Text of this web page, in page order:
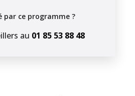
par ce programme ?
au 01 85 53 88 48